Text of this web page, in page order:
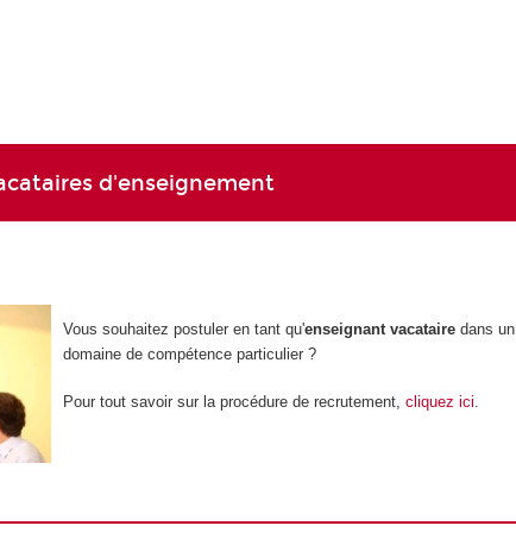
d'enseignement
Vous souhaitez postuler en tant qu'enseignant vacatairedans un
domaine de compétence particulier ?
Pour tout savoir sur la procédure de recrutement, cliquez ici.